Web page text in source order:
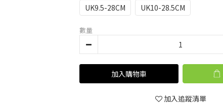
UK9.5-28CM
UK10-28.5CM
數量
加入購物車
加入追蹤清單